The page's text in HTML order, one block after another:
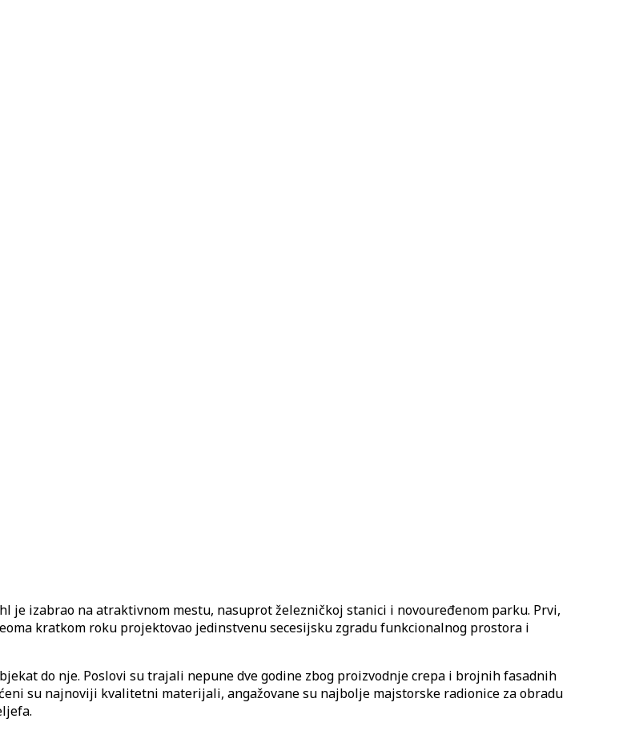
je izabrao na atraktivnom mestu, nasuprot železničkoj stanici i novouređenom parku. Prvi,
kratkom roku projektovao jedinstvenu secesijsku zgradu funkcionalnog prostora i
do nje. Poslovi su trajali nepune dve godine zbog proizvodnje crepa i brojnih fasadnih
su najnoviji kvalitetni materijali, angažovane su najbolje majstorske radionice za obradu